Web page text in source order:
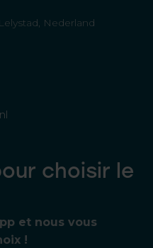
Nederland
choisir le
et nous vous
!